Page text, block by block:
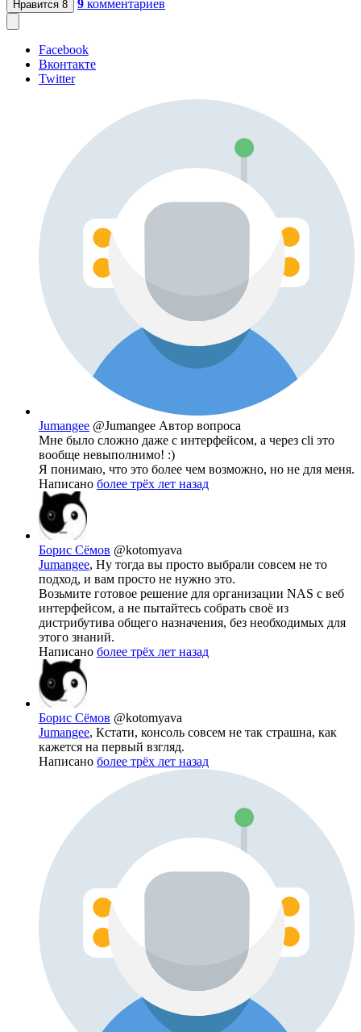
Нравится 8 9 комментариев
Facebook
Вконтакте
Twitter
Jumangee @Jumangee Автор вопроса
Мне было сложно даже с интерфейсом, а через cli это
вообще невыполнимо! :)
Я понимаю, что это более чем возможно, но не для меня.
Написано более трёх лет назад
Борис Сёмов @kotomyava
Jumangee, Ну тогда вы просто выбрали совсем не то
подход, и вам просто не нужно это.
Возьмите готовое решение для организации NAS с веб
интерфейсом, а не пытайтесь собрать своё из
дистрибутива общего назначения, без необходимых для
этого знаний.
Написано более трёх лет назад
Борис Сёмов @kotomyava
Jumangee, Кстати, консоль совсем не так страшна, как
кажется на первый взгляд.
Написано более трёх лет назад